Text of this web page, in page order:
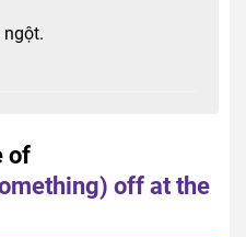
of
off at the